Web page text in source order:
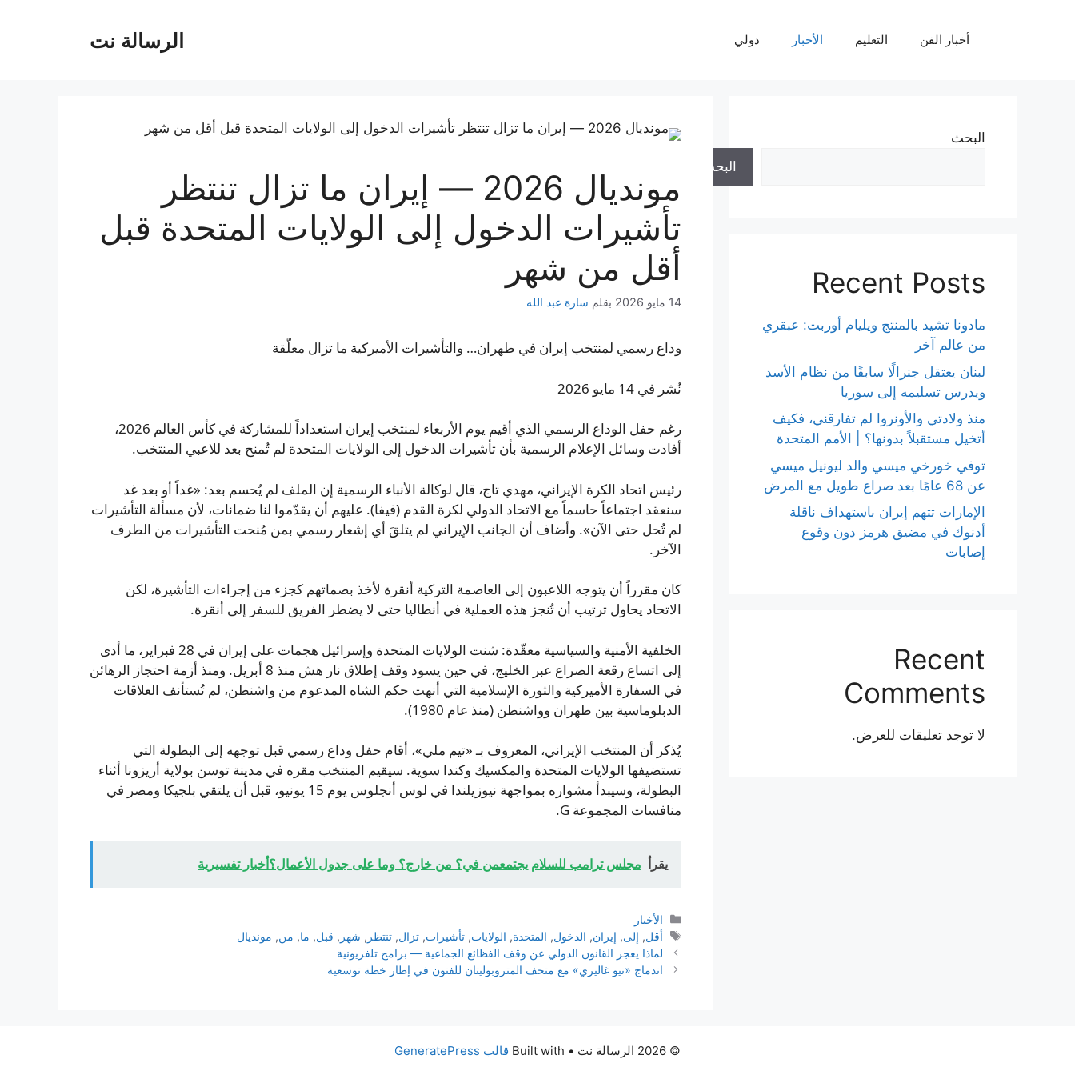
الرسالة نت أخبار الفن التعليم الأخبار دولي
مونديال 2026 — إيران ما تزال تنتظر
تأشيرات الدخول إلى الولايات المتحدة قبل
أقل من شهر
14 مايو 2026 بقلم سارة عبد الله
وداع رسمي لمنتخب إيران في طهران… والتأشيرات الأميركية ما تزال معلّقة
نُشر في 14 مايو 2026
رغم حفل الوداع الرسمي الذي أقيم يوم الأربعاء لمنتخب إيران استعداداً للمشاركة في كأس العالم 2026،
أفادت وسائل الإعلام الرسمية بأن تأشيرات الدخول إلى الولايات المتحدة لم تُمنح بعد للاعبي المنتخب.
رئيس اتحاد الكرة الإيراني، مهدي تاج، قال لوكالة الأنباء الرسمية إن الملف لم يُحسم بعد: «غداً أو بعد غد
سنعقد اجتماعاً حاسماً مع الاتحاد الدولي لكرة القدم (فيفا). عليهم أن يقدّموا لنا ضمانات، لأن مسألة التأشيرات
لم تُحل حتى الآن». وأضاف أن الجانب الإيراني لم يتلقَ أي إشعار رسمي بمن مُنحت التأشيرات من الطرف
الآخر.
كان مقرراً أن يتوجه اللاعبون إلى العاصمة التركية أنقرة لأخذ بصماتهم كجزء من إجراءات التأشيرة، لكن
الاتحاد يحاول ترتيب أن تُنجز هذه العملية في أنطاليا حتى لا يضطر الفريق للسفر إلى أنقرة.
الخلفية الأمنية والسياسية معقّدة: شنت الولايات المتحدة وإسرائيل هجمات على إيران في 28 فبراير، ما أدى
إلى اتساع رقعة الصراع عبر الخليج، في حين يسود وقف إطلاق نار هش منذ 8 أبريل. ومنذ أزمة احتجاز الرهائن
في السفارة الأميركية والثورة الإسلامية التي أنهت حكم الشاه المدعوم من واشنطن، لم تُستأنف العلاقات
الدبلوماسية بين طهران وواشنطن (منذ عام 1980).
يُذكر أن المنتخب الإيراني، المعروف بـ «تيم ملي»، أقام حفل وداع رسمي قبل توجهه إلى البطولة التي
تستضيفها الولايات المتحدة والمكسيك وكندا سوية. سيقيم المنتخب مقره في مدينة توسن بولاية أريزونا أثناء
البطولة، وسيبدأ مشواره بمواجهة نيوزيلندا في لوس أنجلوس يوم 15 يونيو، قبل أن يلتقي بلجيكا ومصر في
منافسات المجموعة G.
يقرأ مجلس ترامب للسلام يجتمعمن في؟ من خارج؟ وما على جدول الأعمال؟أخبار تفسيرية
التصنيفات
الأخبار
الوسوم
أقل, إلى, إيران, الدخول, المتحدة, الولايات,تأشيرات,تزال,تنتظر , شهر , قبل, ما, من, مونديال
لماذا يعجز القانون الدولي عن وقف الفظائع الجماعية — برامج تلفزيونية
اندماج «نيو غاليري» مع متحف المتروبوليتان للفنون في إطار خطة توسعية
البحث
البحث
Recent Posts
مادونا تشيد بالمنتج ويليام أوربت: عبقري
من عالم آخر
لبنان يعتقل جنرالًا سابقًا من نظام الأسد
ويدرس تسليمه إلى سوريا
منذ ولادتي والأونروا لم تفارقني، فكيف
أتخيل مستقبلاً بدونها؟ | الأمم المتحدة
توفي خورخي ميسي والد ليونيل ميسي
عن 68 عامًا بعد صراع طويل مع المرض
الإمارات تتهم إيران باستهداف ناقلة
أدنوك في مضيق هرمز دون وقوع
إصابات
Recent
Comments
لا توجد تعليقات للعرض.
© 2026 الرسالة نت • Built with قالب GeneratePress